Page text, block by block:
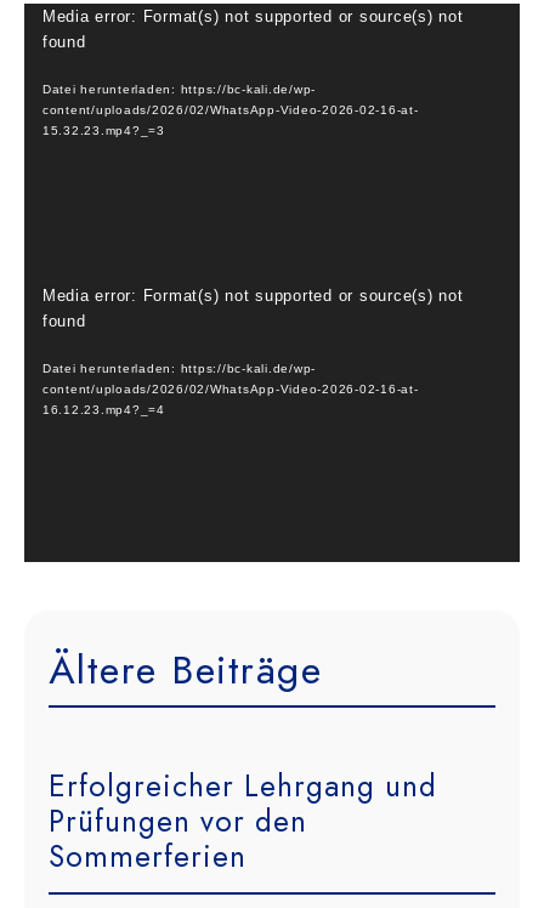
Video-
Player
Media error: Format(s) not supported or source(s) not
found
Datei herunterladen: https://bc-kali.de/wp-
content/uploads/2026/02/WhatsApp-Video-2026-02-16-at-
15.32.23.mp4?_=3
Video-
Player
Media error: Format(s) not supported or source(s) not
found
Datei herunterladen: https://bc-kali.de/wp-
content/uploads/2026/02/WhatsApp-Video-2026-02-16-at-
16.12.23.mp4?_=4
Ältere Beiträge
Erfolgreicher Lehrgang und
Prüfungen vor den
Sommerferien